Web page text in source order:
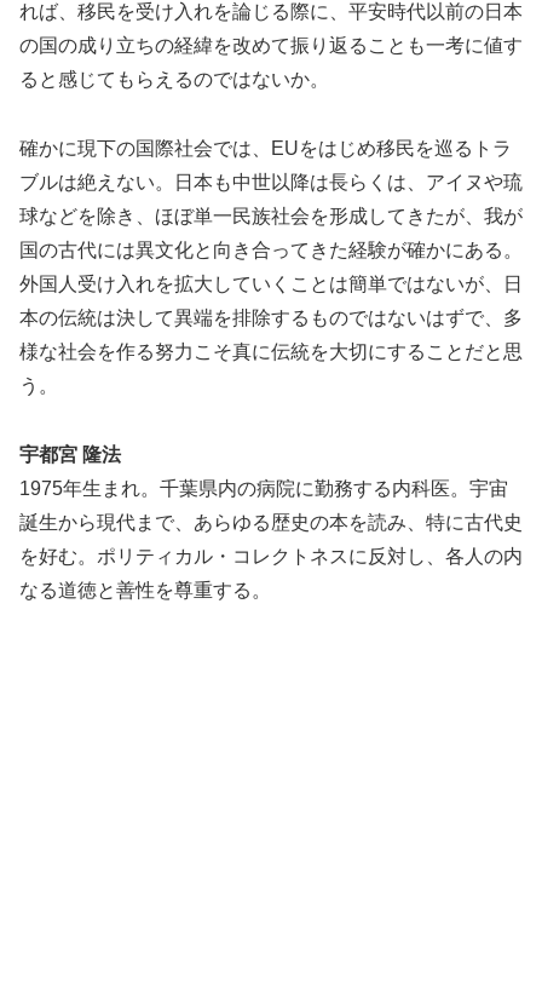
れば、移民を受け入れを論じる際に、平安時代以前の日本
の国の成り立ちの経緯を改めて振り返ることも一考に値す
ると感じてもらえるのではないか。
確かに現下の国際社会では、EUをはじめ移民を巡るトラ
ブルは絶えない。日本も中世以降は長らくは、アイヌや琉
球などを除き、ほぼ単一民族社会を形成してきたが、我が
国の古代には異文化と向き合ってきた経験が確かにある。
外国人受け入れを拡大していくことは簡単ではないが、日
本の伝統は決して異端を排除するものではないはずで、多
様な社会を作る努力こそ真に伝統を大切にすることだと思
う。
宇都宮 隆法
1975年生まれ。千葉県内の病院に勤務する内科医。宇宙
誕生から現代まで、あらゆる歴史の本を読み、特に古代史
を好む。ポリティカル・コレクトネスに反対し、各人の内
なる道徳と善性を尊重する。